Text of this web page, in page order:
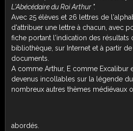
L'Abécédaire du Roi Arthur ".
Avec 25 élèves et 26 lettres de
d'attribuer une lettre à chacun, avec
fiche portant l'indication des résultats
bibliothèque, sur Internet et à partir
documents.
A comme Arthur, E comme Excalibur
devenus incollables sur la légende du
nombreux autres thèmes médiévaux
abordés.